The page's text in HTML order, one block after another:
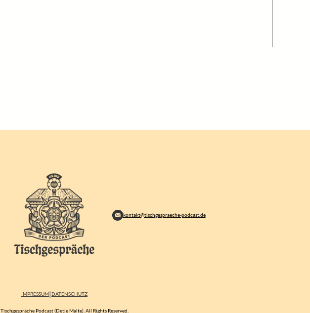
kontakt@tischgespraeche-podcast.de
IMPRESSUM|DATENSCHUTZ
Tischgespräche Podcast (Detje Malte). All Rights Reserved.